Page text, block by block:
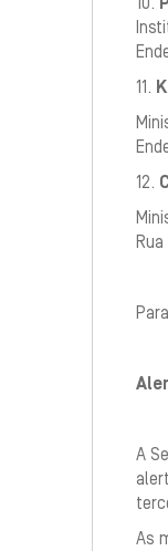
10.
11.
12.
A
As